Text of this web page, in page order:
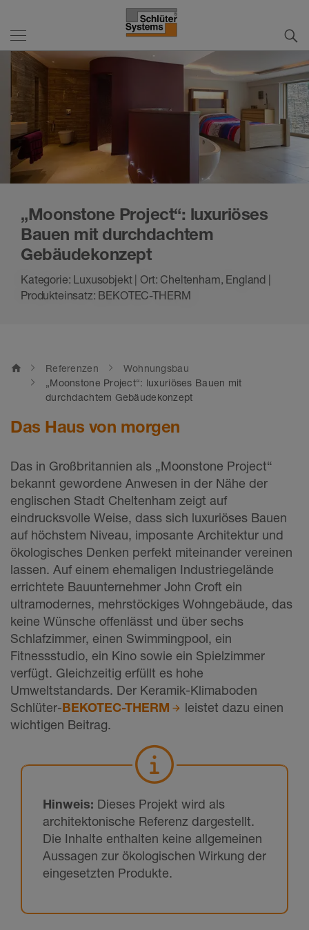
„Moonstone Project“: luxuriöses
Bauen mit durchdachtem
Gebäudekonzept
Kategorie: Luxusobjekt | Ort: Cheltenham, England |
Produkteinsatz: BEKOTEC-THERM
home Referenzen
Wohnungsbau
„Moonstone Project“: luxuriöses Bauen mit
durchdachtem Gebäudekonzept
Das Haus von morgen
Das in Großbritannien als „Moonstone Project“
bekannt gewordene Anwesen in der Nähe der
englischen Stadt Cheltenham zeigt auf
eindrucksvolle Weise, dass sich luxuriöses Bauen
auf höchstem Niveau, imposante Architektur und
ökologisches Denken perfekt miteinander vereinen
lassen. Auf einem ehemaligen Industriegelände
errichtete Bauunternehmer John Croft ein
ultramodernes, mehrstöckiges Wohngebäude, das
keine Wünsche offenlässt und über sechs
Schlafzimmer, einen Swimmingpool, ein
Fitnessstudio, ein Kino sowie ein Spielzimmer
verfügt. Gleichzeitig erfüllt es hohe
Umweltstandards. Der Keramik-Klimaboden
Schlüter-BEKOTEC-THERM
leistet dazu einen
wichtigen Beitrag.
Hinweis: Dieses Projekt wird als
architektonische Referenz dargestellt.
Die Inhalte enthalten keine allgemeinen
Aussagen zur ökologischen Wirkung der
eingesetzten Produkte.